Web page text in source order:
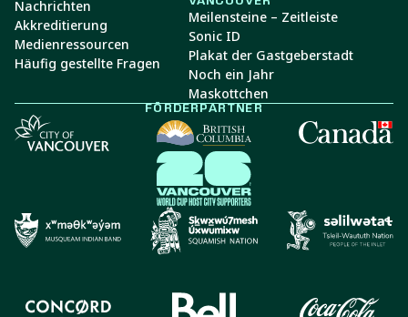
Nachrichten
Akkreditierung
Medienressourcen
Häufig gestellte Fragen
Meilensteine – Zeitleiste
Sonic ID
Plakat der Gastgeberstadt
Noch ein Jahr
Maskottchen
FÖRDERPARTNER